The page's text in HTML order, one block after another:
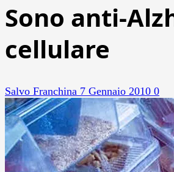
Sono anti-
cellulare
Salvo Franchina 7 Gennaio 2010 0